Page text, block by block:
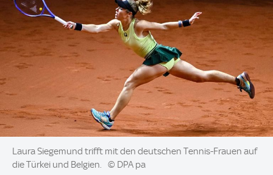
Image:
Laura Siegemund trifft mit den deutschen Tennis-Frauen auf
die Türkei und Belgien.
© DPA pa